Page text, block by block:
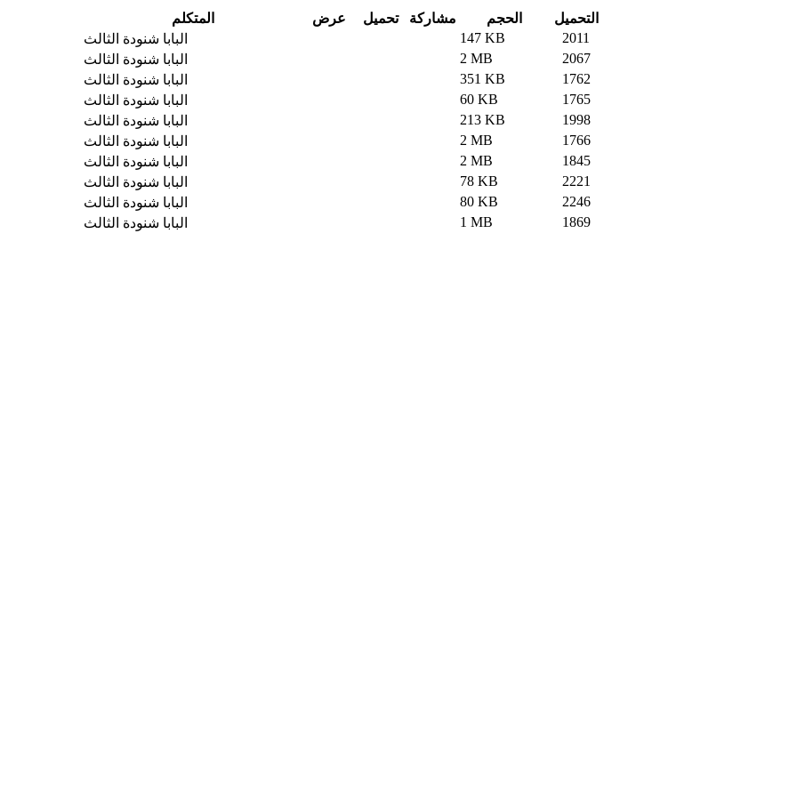
المتكلم عرض تحميل مشاركة الحجم
التحميل
البابا شنودة الثالث 147 KB
2011
البابا شنودة الثالث 2 MB
2067
البابا شنودة الثالث 351 KB
1762
البابا شنودة الثالث 60 KB
1765
البابا شنودة الثالث 213 KB
1998
البابا شنودة الثالث 2 MB
1766
البابا شنودة الثالث 2 MB
1845
البابا شنودة الثالث 78 KB
2221
البابا شنودة الثالث 80 KB
2246
البابا شنودة الثالث 1 MB 1869